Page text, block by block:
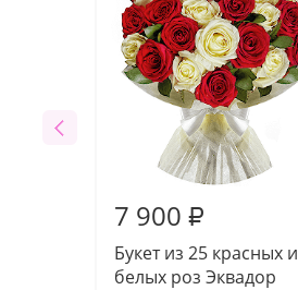
7 900 ₽
Букет из 25 красных и
белых роз Эквадор